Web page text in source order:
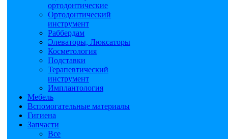
ортодонтические
Ортодонтический
инструмент
Раббердам
Элеваторы, Люксаторы
Косметология
Подставки
Терапевтический
инструмент
Имплантология
Мебель
Вспомогательные материалы
Гигиена
Запчасти
Все